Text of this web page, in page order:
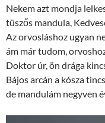
Nekem azt mondja
tüszős mandula,
Az orvosláshoz ugyan
ám már tudom,
Doktor úr, ön drága
Bájos arcán a kósza
de mandulám negyven